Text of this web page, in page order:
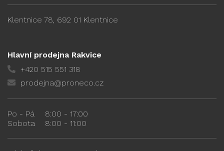
Klentnice 78, 692 01 Klentnice
Hlavní prodejna Rakvice
+420 515 551 318
prodejna@proneco.cz
Po - Pá
8:00 - 17:00
Sobota
8:00 - 11:00